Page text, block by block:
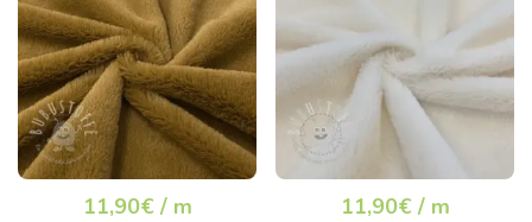
11,90€ / m 11,90€ / m